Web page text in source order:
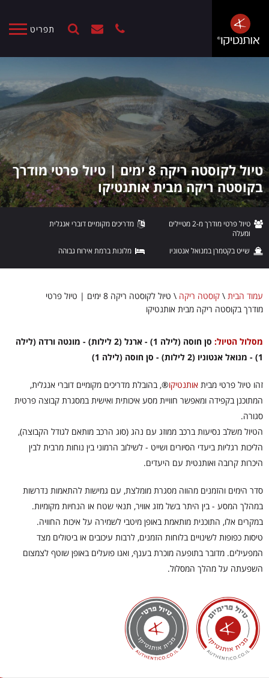
תפריט
טיול לקוסטה ריקה 8 ימים | טיול פרטי מודרך
בקוסטה ריקה מבית אותנטיקו
טיול פרטי מודרך מ-2 מטיילים
ומעלה
מדריכים מקומיים דוברי אנגלית
שייט בקטמרן במנואל אנטוניו מלונות ברמת אירוח גבוהה
עמוד הבית \ קוסטה ריקה \
טיול לקוסטה ריקה 8 ימים | טיול פרטי
מודרך בקוסטה ריקה מבית אותנטיקו
מסלול הטיול:
סן חוסה (לילה 1) - ארנל (2 לילות) - מונטה ורדה (לילה
1) - מנואל אנטוניו (2 לילות) - סן חוסה (לילה 1)
זהו טיול פרטי מבית אותנטיקו®, בהובלת מדריכים מקומיים דוברי אנגלית,
המתוכנן בקפידה ומאפשר חוויית מסע איכותית ואישית במסגרת קבוצה פרטית
סגורה.
הטיול משלב נסיעות ברכב ממוזג עם נהג (סוג הרכב מותאם לגודל הקבוצה),
הליכות רגליות ביעדי הסיורים ושייט - לשילוב הרמוני בין נוחות מרבית לבין
היכרות קרובה ואותנטית עם היעדים.
סדר הימים והזמנים מהווה מסגרת מומלצת, עם גמישות להתאמות נדרשות
במהלך המסע - בין היתר בשל מזג אוויר, תנאי שטח או הנחיות מקומיות.
במקרים אלו, התוכנית מותאמת באופן מיטבי לשמירה על איכות החוויה.
טיסות כפופות לשינויים בלוחות הזמנים, לרבות עיכובים או ביטולים מצד
המפעילים. מדובר בתופעה מוכרת בענף, ואנו פועלים באופן שוטף לצמצום
השפעתה על מהלך המסלול.